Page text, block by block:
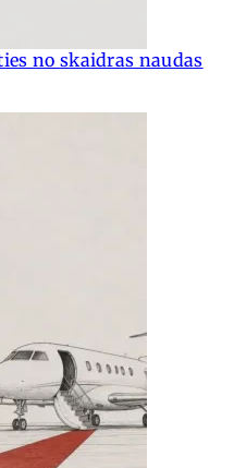
no skaidras naudas